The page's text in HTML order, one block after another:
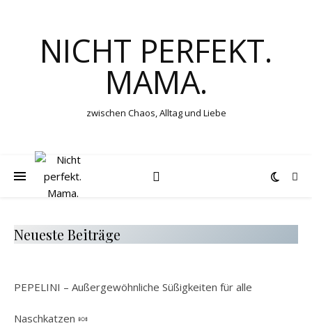
NICHT PERFEKT.
MAMA.
zwischen Chaos, Alltag und Liebe
Neueste Beiträge
PEPELINI – Außergewöhnliche Süßigkeiten für alle
Naschkatzen 🍬